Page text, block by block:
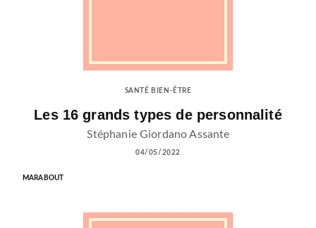
SANTÉ BIEN-ÊTRE
Les 16 grands types de personnalité
Stéphanie Giordano Assante
04/05/2022
MARABOUT